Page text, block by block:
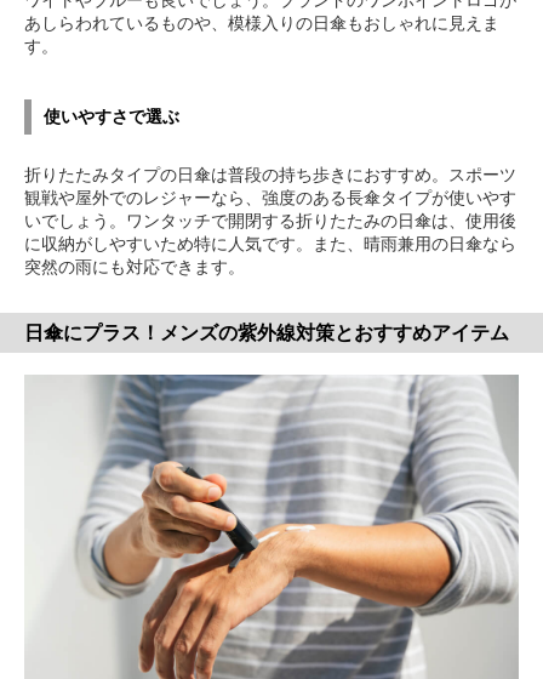
あしらわれているものや、模様入りの日傘もおしゃれに見えま
す。
使いやすさで選ぶ
折りたたみタイプの日傘は普段の持ち歩きにおすすめ。スポーツ
観戦や屋外でのレジャーなら、強度のある長傘タイプが使いやす
いでしょう。ワンタッチで開閉する折りたたみの日傘は、使用後
に収納がしやすいため特に人気です。また、晴雨兼用の日傘なら
突然の雨にも対応できます。
日傘にプラス！メンズの紫外線対策とおすすめアイテム